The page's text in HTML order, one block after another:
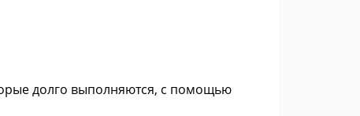
долго выполняются, с помощью